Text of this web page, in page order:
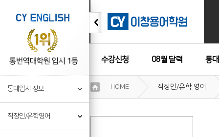
수강신청 08월 달력 통
수강후기
통대입시 정보
직장인/유학영어
기
HOME 직장인/유학 영어